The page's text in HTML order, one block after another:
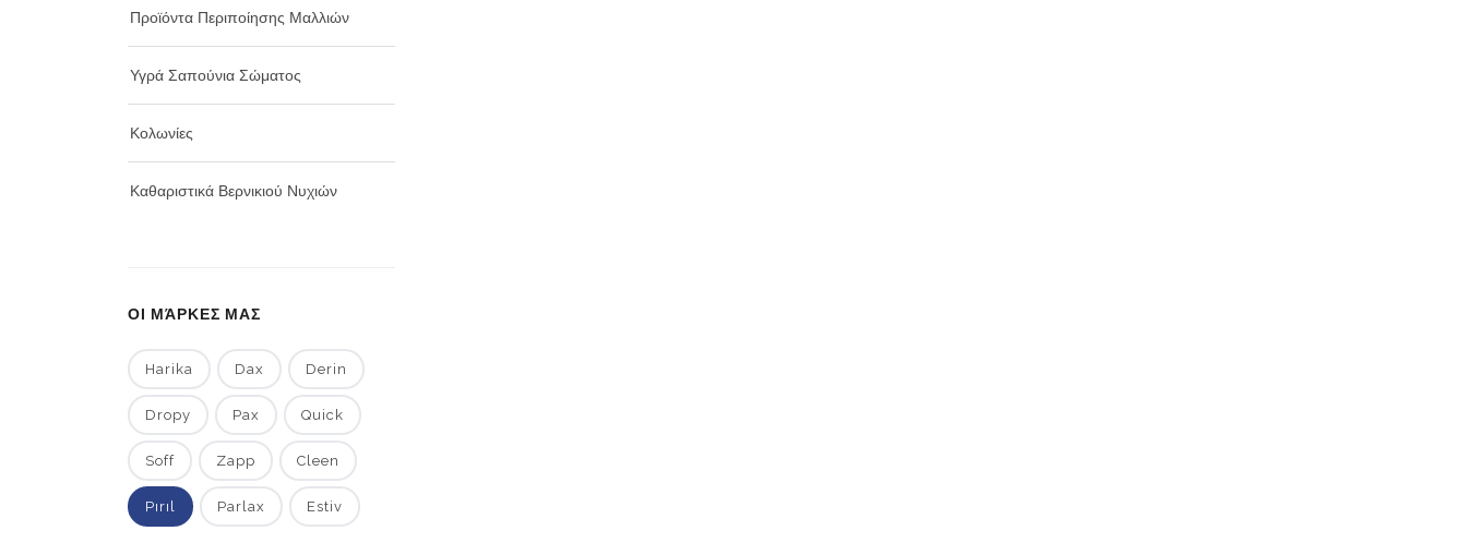
Προϊόντα Περιποίησης Μαλλιών
Υγρά Σαπούνια Σώματος
Κολωνίες
Καθαριστικά Βερνικιού Νυχιών
ΟΙ ΜΆΡΚΕΣ ΜΑΣ
Harika Dax Derin
Dropy Pax Quick
Soff Zapp Cleen
Pırıl Parlax Estiv